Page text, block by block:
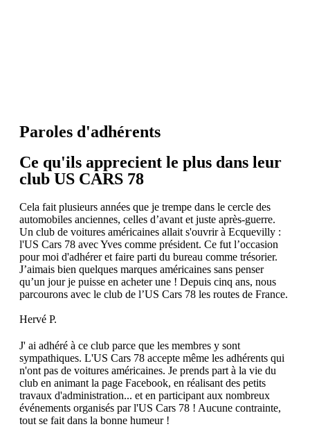
Paroles d'adhérents
Ce qu'ils apprecient le plus dans leur
club US CARS 78
Cela fait plusieurs années que je trempe dans le cercle des
automobiles anciennes, celles d’avant et juste après-guerre.
Un club de voitures américaines allait s'ouvrir à Ecquevilly :
l'US Cars 78 avec Yves comme président. Ce fut l’occasion
pour moi d'adhérer et faire parti du bureau comme trésorier.
J’aimais bien quelques marques américaines sans penser
qu’un jour je puisse en acheter une ! Depuis cinq ans, nous
parcourons avec le club de l’US Cars 78 les routes de France.
Hervé P.
J' ai adhéré à ce club parce que les membres y sont
sympathiques. L'US Cars 78 accepte même les adhérents qui
n'ont pas de voitures américaines. Je prends part à la vie du
club en animant la page Facebook, en réalisant des petits
travaux d'administration... et en participant aux nombreux
événements organisés par l'US Cars 78 ! Aucune contrainte,
tout se fait dans la bonne humeur !